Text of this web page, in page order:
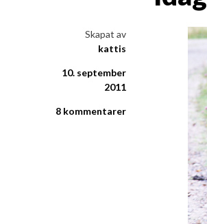
Skapat av
kattis
10. september
2011
8 kommentarer